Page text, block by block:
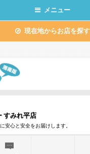
メニュー
現在地からお店を探す
すみれ平店
安心と安全をお届けします。